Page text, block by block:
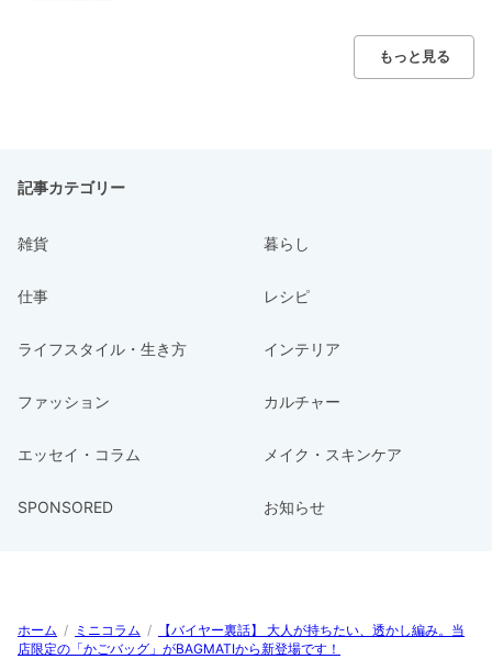
もっと見る
記事カテゴリー
雑貨 暮らし
仕事 レシピ
ライフスタイル・生き方 インテリア
ファッション カルチャー
エッセイ・コラム メイク・スキンケア
SPONSORED お知らせ
ホーム / ミニコラム /
【バイヤー裏話】 大人が持ちたい、透かし編み。当
店限定の「かごバッグ」がBAGMATIから新登場です！